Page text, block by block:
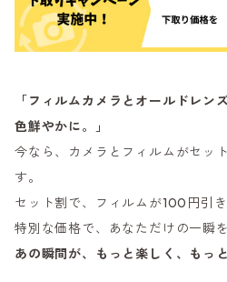
「フィルムカメラとオールドレン
色鮮やかに。」
今なら、カメラとフィルムがセッ
す。
セット割で、フィルムが100円引き
特別な価格で、あなただけの一瞬を
あの瞬間が、もっと楽しく、もっと